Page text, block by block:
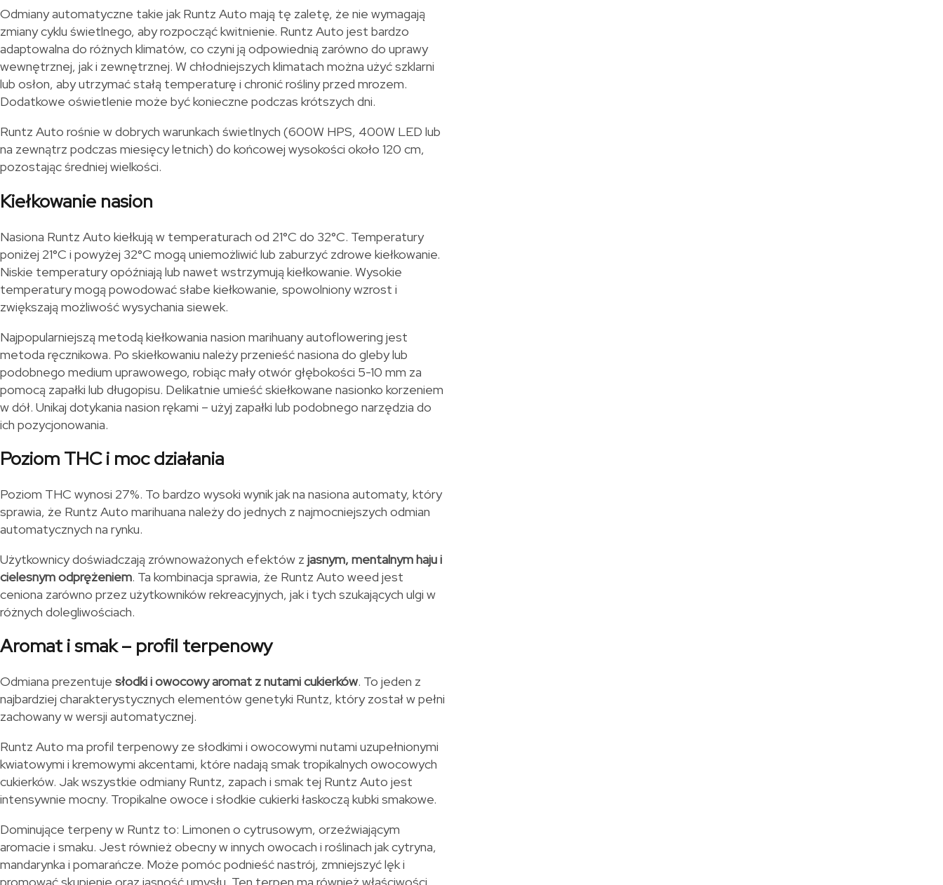
Odmiany automatyczne takie jak Runtz Auto mają tę zaletę, że nie wymagają
zmiany cyklu świetlnego, aby rozpocząć kwitnienie. Runtz Auto jest bardzo
adaptowalna do różnych klimatów, co czyni ją odpowiednią zarówno do uprawy
wewnętrznej, jak i zewnętrznej. W chłodniejszych klimatach można użyć szklarni
lub osłon, aby utrzymać stałą temperaturę i chronić rośliny przed mrozem.
Dodatkowe oświetlenie może być konieczne podczas krótszych dni.
Runtz Auto rośnie w dobrych warunkach świetlnych (600W HPS, 400W LED lub
na zewnątrz podczas miesięcy letnich) do końcowej wysokości około 120 cm,
pozostając średniej wielkości.
Kiełkowanie nasion
Nasiona Runtz Auto kiełkują w temperaturach od 21°C do 32°C. Temperatury
poniżej 21°C i powyżej 32°C mogą uniemożliwić lub zaburzyć zdrowe kiełkowanie.
Niskie temperatury opóźniają lub nawet wstrzymują kiełkowanie. Wysokie
temperatury mogą powodować słabe kiełkowanie, spowolniony wzrost i
zwiększają możliwość wysychania siewek.
Najpopularniejszą metodą kiełkowania nasion marihuany autoflowering jest
metoda ręcznikowa. Po skiełkowaniu należy przenieść nasiona do gleby lub
podobnego medium uprawowego, robiąc mały otwór głębokości 5-10 mm za
pomocą zapałki lub długopisu. Delikatnie umieść skiełkowane nasionko korzeniem
w dół. Unikaj dotykania nasion rękami – użyj zapałki lub podobnego narzędzia do
ich pozycjonowania.
Poziom THC i moc działania
Poziom THC wynosi 27%. To bardzo wysoki wynik jak na nasiona automaty, który
sprawia, że Runtz Auto marihuana należy do jednych z najmocniejszych odmian
automatycznych na rynku.
Użytkownicy doświadczają zrównoważonych efektów z jasnym, mentalnym haju i
cielesnym odprężeniem. Ta kombinacja sprawia, że Runtz Auto weed jest
ceniona zarówno przez użytkowników rekreacyjnych, jak i tych szukających ulgi w
różnych dolegliwościach.
Aromat i smak – profil terpenowy
Odmiana prezentuje słodki i owocowy aromat z nutami cukierków. To jeden z
najbardziej charakterystycznych elementów genetyki Runtz, który został w pełni
zachowany w wersji automatycznej.
Runtz Auto ma profil terpenowy ze słodkimi i owocowymi nutami uzupełnionymi
kwiatowymi i kremowymi akcentami, które nadają smak tropikalnych owocowych
cukierków. Jak wszystkie odmiany Runtz, zapach i smak tej Runtz Auto jest
intensywnie mocny. Tropikalne owoce i słodkie cukierki łaskoczą kubki smakowe.
Dominujące terpeny w Runtz to: Limonen o cytrusowym, orzeźwiającym
aromacie i smaku. Jest również obecny w innych owocach i roślinach jak cytryna,
mandarynka i pomarańcze. Może pomóc podnieść nastrój, zmniejszyć lęk i